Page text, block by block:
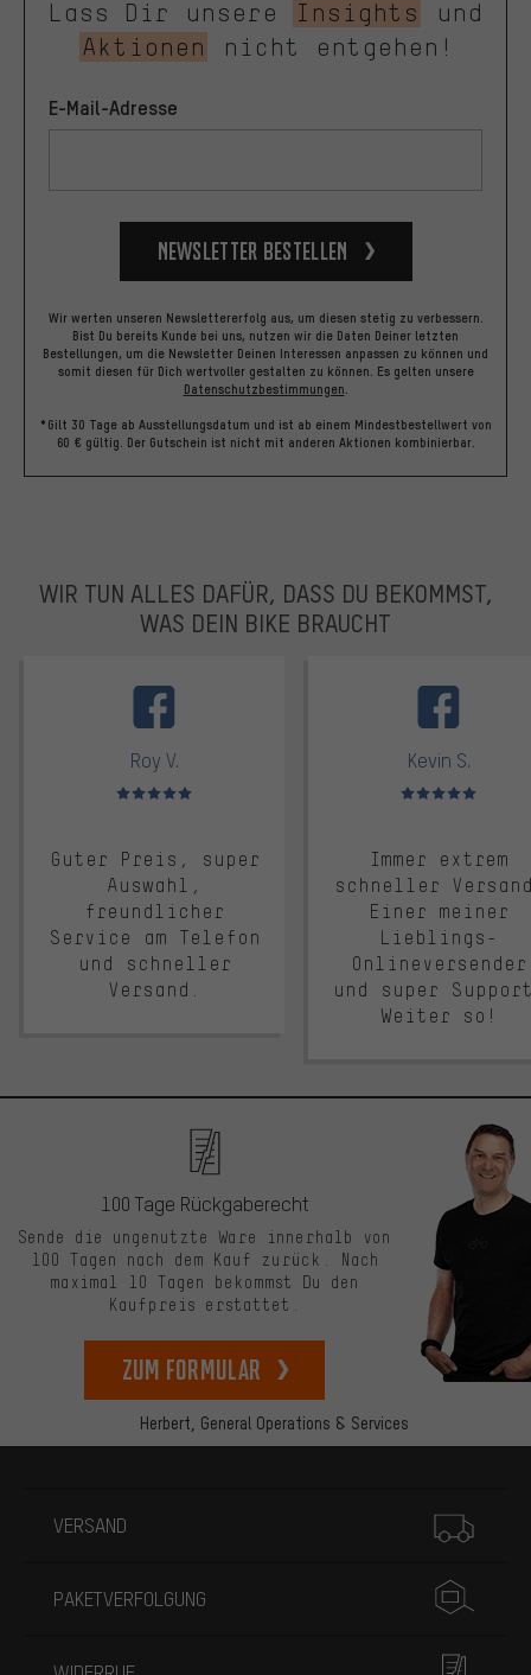
Lass Dir unsere
Insights
und
Aktionen
nicht entgehen!
E-Mail-Adresse
Newsletter bestellen
Wir werten unseren Newslettererfolg aus, um diesen stetig zu verbessern.
Bist Du bereits Kunde bei uns, nutzen wir die Daten Deiner letzten
Bestellungen, um die Newsletter Deinen Interessen anpassen zu können und
somit diesen für Dich wertvoller gestalten zu können. Es gelten unsere
Datenschutzbestimmungen.
*Gilt 30 Tage ab Ausstellungsdatum und ist ab einem Mindestbestellwert von
60 € gültig. Der Gutschein ist nicht mit anderen Aktionen kombinierbar.
WIR TUN ALLES DAFÜR, DASS DU BEKOMMST,
WAS DEIN BIKE BRAUCHT
Roy V.
Bewertungen: 5 von 5
Guter Preis, super
Auswahl,
freundlicher
Service am Telefon
und schneller
Versand.
Kevin S.
Bewertungen: 5 von 5
Immer extrem
schneller
Einer meiner
Lieblings-
Onlineversender
und super
Weiter so!
Herbert, General Operations & Services
100 Tage Rückgaberecht
Sende die ungenutzte Ware innerhalb von
100 Tagen nach dem Kauf zurück. Nach
maximal 10 Tagen bekommst Du den
Kaufpreis erstattet.
zum Formular
VERSAND
PAKETVERFOLGUNG